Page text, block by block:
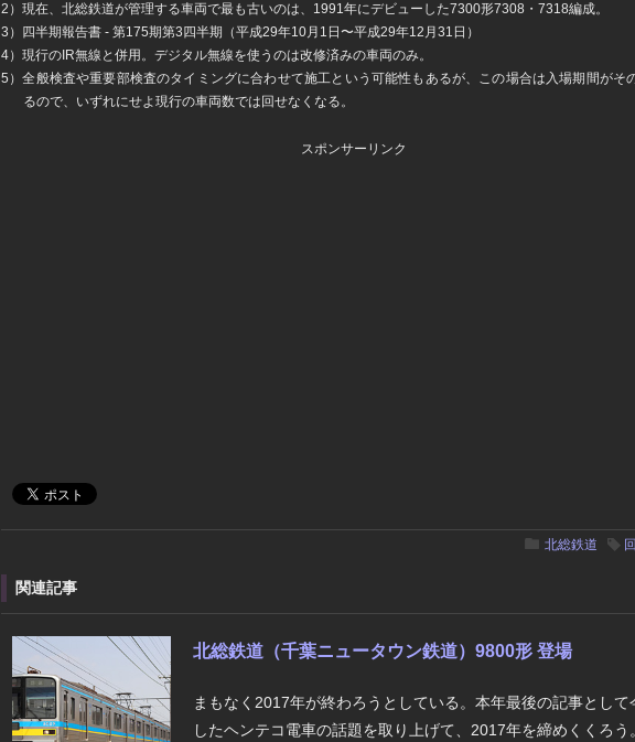
2）現在、北総鉄道が管理する車両で最も古いのは、1991年にデビューした7300形7308・7318編成。
3）四半期報告書 - 第175期第3四半期（平成29年10月1日〜平成29年12月31日）
4）現行のIR無線と併用。デジタル無線を使うのは改修済みの車両のみ。
5）全般検査や重要部検査のタイミングに合わせて施工という可能性もあるが、この場合は入場期間がそ
るので、いずれにせよ現行の車両数では回せなくなる。
スポンサーリンク
北総鉄道
関連記事
北総鉄道（千葉ニュータウン鉄道）9800形 登場
まもなく2017年が終わろうとしている。本年最後の記事として
したヘンテコ電車の話題を取り上げて、2017年を締めくくろう